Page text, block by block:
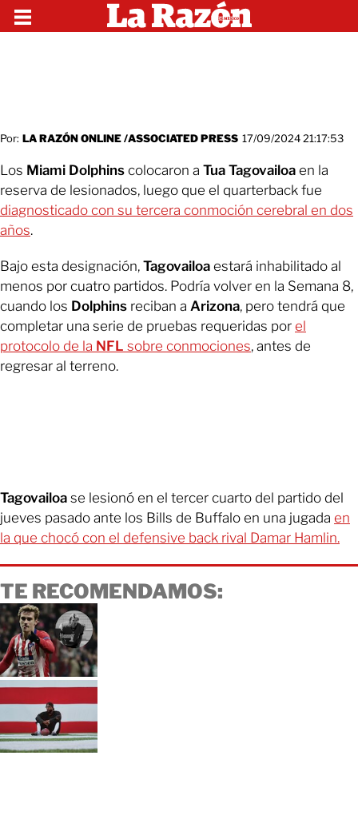
Por: LA RAZÓN ONLINE /ASSOCIATED PRESS 17/09/2024 21:17:53
Los Miami Dolphins colocaron a Tua Tagovailoa en la
reserva de lesionados, luego que el quarterback fue
diagnosticado con su tercera conmoción cerebral en dos
años.
Bajo esta designación, Tagovailoa estará inhabilitado al
menos por cuatro partidos. Podría volver en la Semana 8,
cuando los Dolphins reciban a Arizona, pero tendrá que
completar una serie de pruebas requeridas por el
protocolo de la NFL sobre conmociones, antes de
regresar al terreno.
Tagovailoa se lesionó en el tercer cuarto del partido del
jueves pasado ante los Bills de Buffalo en una jugada en
la que chocó con el defensive back rival Damar Hamlin.
TE RECOMENDAMOS: